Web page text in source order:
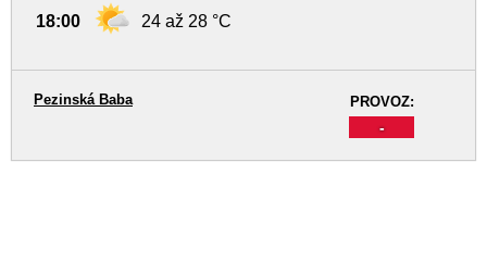
18:00 24 až 28 °C
PROVOZ:
-
Pezinská Baba